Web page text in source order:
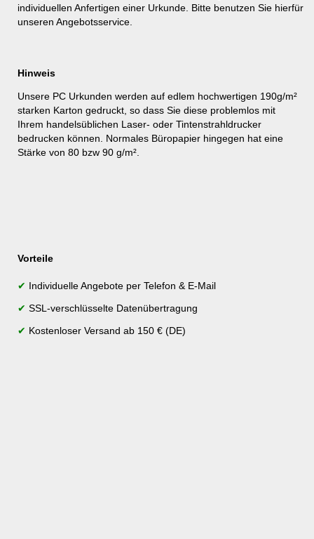
individuellen Anfertigen einer Urkunde. Bitte benutzen Sie hierfür
unseren Angebotsservice
Hinweis
Unsere PC Urkunden werden auf edlem hochwertigen 190g/m²
starken Karton gedruckt, so dass Sie diese problemlos mit
Ihrem handelsüblichen Laser- oder Tintenstrahldrucker
bedrucken können. Normales Büropapier hingegen hat eine
Stärke von 80 bzw 90 g/m².
Vorteile
✔ Individuelle Angebote per Telefon & E-Mail
✔ SSL-verschlüsselte Datenübertragung
✔ Kostenloser Versand ab 150 € (DE)